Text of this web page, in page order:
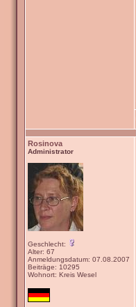
Rosinova
Administrator
Geschlecht:
Alter: 67
Anmeldungsdatum: 07.08.2007
Beiträge: 10295
Wohnort: Kreis Wesel